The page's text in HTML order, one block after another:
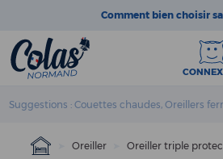
Comment bien choisir
Oreiller Oreiller triple